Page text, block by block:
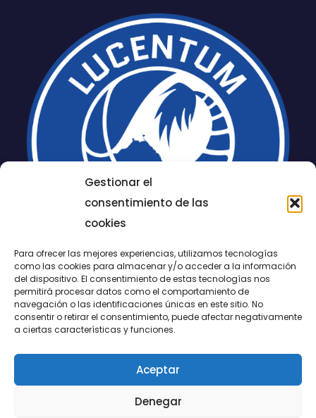
Gestionar el
consentimiento de las
cookies
Para ofrecer las mejores experiencias, utilizamos tecnologías
como las cookies para almacenar y/o acceder a la información
del dispositivo. El consentimiento de estas tecnologías nos
permitirá procesar datos como el comportamiento de
navegación o las identificaciones únicas en este sitio. No
consentir o retirar el consentimiento, puede afectar negativamente
a ciertas características y funciones.
Aceptar
Denegar
LUCENTUM
ALICANTE
CONTACTO